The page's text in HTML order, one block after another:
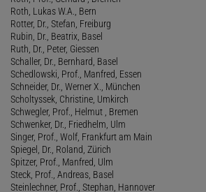
Roth, Lukas W.A., Bern
Rotter, Dr., Stefan, Freiburg
Rubin, Dr., Beatrix, Basel
Ruth, Dr., Peter, Giessen
Schaller, Dr., Bernhard, Basel
Schedlowski, Prof., Manfred, Essen
Schneider, Dr., Werner X., München
Scholtyssek, Christine, Umkirch
Schwegler, Prof., Helmut , Bremen
Schwenker, Dr., Friedhelm, Ulm
Singer, Prof., Wolf, Frankfurt am Main
Spiegel, Dr., Roland, Zürich
Spitzer, Prof., Manfred, Ulm
Steck, Prof., Andreas, Basel
Steinlechner, Prof., Stephan, Hannover